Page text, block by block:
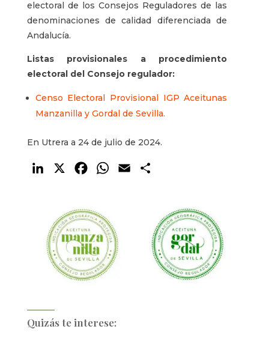
electoral de los Consejos Reguladores de las
denominaciones de calidad diferenciada de
Andalucía.
Listas provisionales a procedimiento
electoral del Consejo regulador:
Censo Electoral Provisional IGP Aceitunas
Manzanilla y Gordal de Sevilla.
En Utrera a 24 de julio de 2024.
LinkedIn FacebookWhatsApp
Email
Quizás te interese: